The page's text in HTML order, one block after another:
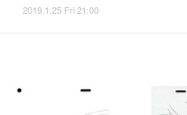
2019.1.25 Fri 21:00